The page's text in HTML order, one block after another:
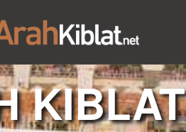
KIBLAT